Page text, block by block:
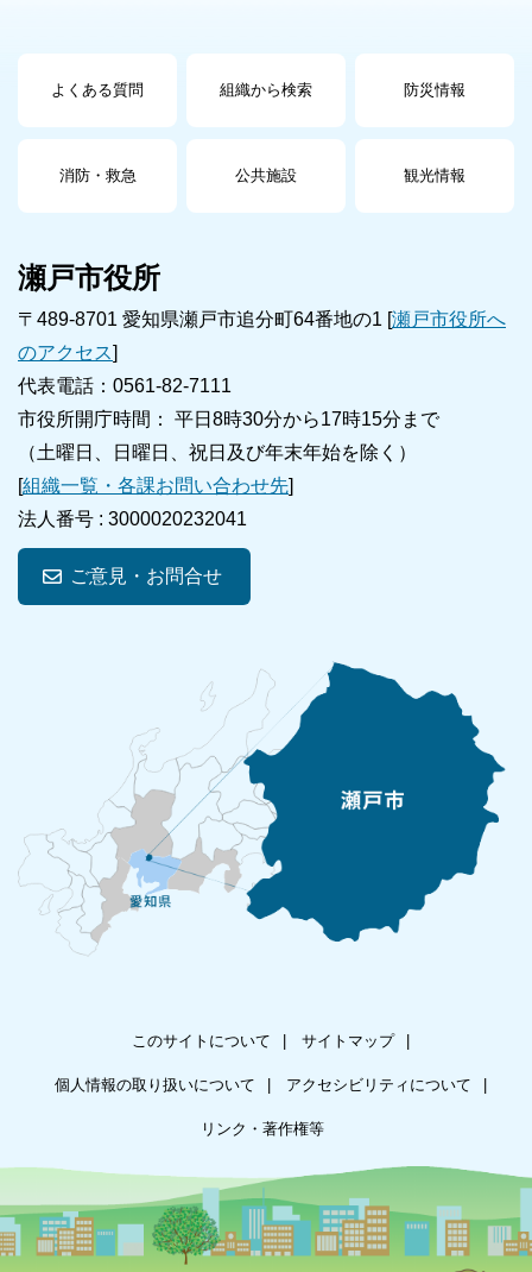
よくある質問 組織から検索 防災情報
消防・救急 公共施設 観光情報
瀬戸市役所
〒489-8701 愛知県瀬戸市追分町64番地の1 [瀬戸市役所へ
のアクセス]
代表電話：0561-82-7111
市役所開庁時間： 平日8時30分から17時15分まで
（土曜日、日曜日、祝日及び年末年始を除く）
[組織一覧・各課お問い合わせ先]
法人番号 : 3000020232041
ご意見・お問合せ
このサイトについて サイトマップ
個人情報の取り扱いについて アクセシビリティについて
リンク・著作権等